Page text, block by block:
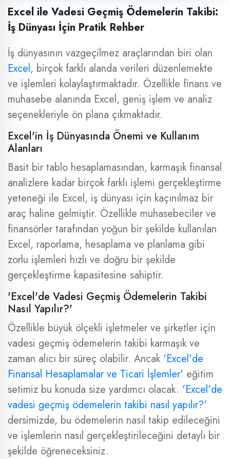
Excel ile Vadesi Geçmiş Ödemelerin Takibi:
İş Dünyası İçin Pratik Rehber
İş dünyasının vazgeçilmez araçlarından biri olan
Excel, birçok farklı alanda verileri düzenlemekte
ve işlemleri kolaylaştırmaktadır. Özellikle finans ve
muhasebe alanında Excel, geniş işlem ve analiz
seçenekleriyle ön plana çıkmaktadır.
Excel'in İş Dünyasında Önemi ve Kullanım
Alanları
Basit bir tablo hesaplamasından, karmaşık finansal
analizlere kadar birçok farklı işlemi gerçekleştirme
yeteneği ile Excel, iş dünyası için kaçınılmaz bir
araç haline gelmiştir. Özellikle muhasebeciler ve
finansörler tarafından yoğun bir şekilde kullanılan
Excel, raporlama, hesaplama ve planlama gibi
zorlu işlemleri hızlı ve doğru bir şekilde
gerçekleştirme kapasitesine sahiptir.
'Excel'de Vadesi Geçmiş Ödemelerin Takibi
Nasıl Yapılır?'
Özellikle büyük ölçekli işletmeler ve şirketler için
vadesi geçmiş ödemelerin takibi karmaşık ve
zaman alıcı bir süreç olabilir. Ancak 'Excel'de
Finansal Hesaplamalar ve Ticari İşlemler' eğitim
setimiz bu konuda size yardımcı olacak. 'Excel'de
vadesi geçmiş ödemelerin takibi nasıl yapılır?'
dersimizde, bu ödemelerin nasıl takip edileceğini
ve işlemlerin nasıl gerçekleştirileceğini detaylı bir
şekilde öğreneceksiniz.